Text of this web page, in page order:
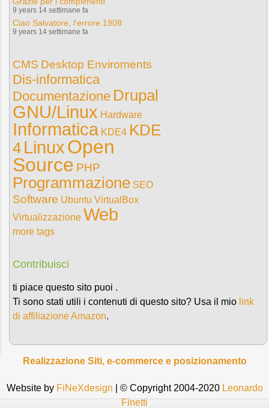
9 years 14 settimane fa
Ciao Salvatore, l'errore 1908
9 years 14 settimane fa
CMS Desktop Enviroments
Dis-informatica
Documentazione Drupal
GNU/Linux Hardware
Informatica KDE4 KDE
4 LinuxOpen
Source PHP
Programmazione SEO
Software Ubuntu VirtualBox
Virtualizzazione Web
more tags
Contribuisci
ti piace questo sito puoi .
Ti sono stati utili i contenuti di questo sito? Usa il mio link
di affiliazione Amazon.
Realizzazione Siti, e-commerce e posizionamento
Website by FiNeXdesign | © Copyright 2004-2020 Leonardo
Finetti